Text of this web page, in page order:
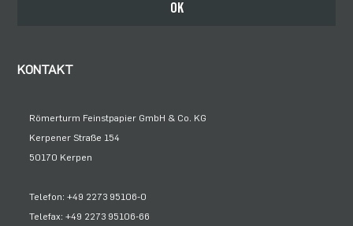
OK
KONTAKT
Römerturm Feinstpapier GmbH & Co. KG
Kerpener Straße 154
50170 Kerpen
Telefon: +49 2273 95106-0
Telefax: +49 2273 95106-66